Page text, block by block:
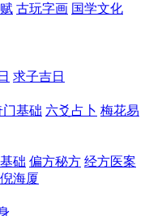
古玩字画 国学文化
求子吉日
门基础 六爻占卜 梅花易
础 偏方秘方 经方医案
倪海厦